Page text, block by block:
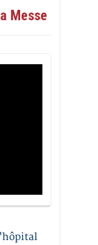
Messe